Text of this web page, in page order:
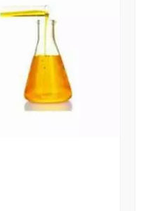
Vista Previa